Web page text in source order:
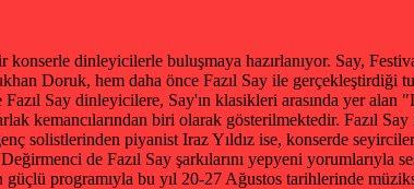
dinleyicilerle buluşmaya hazırlanıyor. Say,
Doruk, hem daha önce Fazıl Say ile gerçekleştirdiği
Say dinleyicilere, Say'ın klasikleri arasında yer alan
kemancılarından biri olarak gösterilmektedir. Fazıl
solistlerinden piyanist Iraz Yıldız ise, konserde
de Fazıl Say şarkılarını yepyeni yorumlarıyla
programıyla bu yıl 20-27 Ağustos tarihlerinde